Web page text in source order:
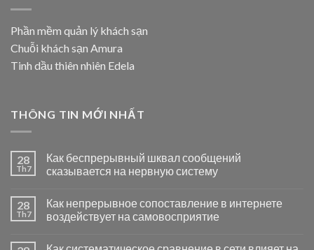
Phần mềm quản lý khách sạn
Chuỗi khách sạn Amura
Tinh dầu thiên nhiên Edela
THÔNG TIN MỚI NHẤT
28
Th7
Как беспрерывный шквал сообщений
сказывается на нервную систему
28
Th7
Как непрерывное сопоставление в интернете
воздействует на самовосприятие